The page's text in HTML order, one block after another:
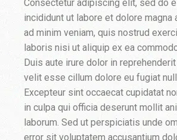
Consectetur adipiscing elit, sed do
incididunt ut labore et dolore magna
ad minim veniam, quis nostrud
laboris nisi ut aliquip ex ea
Duis aute irure dolor in
velit esse cillum dolore eu fugiat
Excepteur sint occaecat cupidatat
in culpa qui officia deserunt mollit
laborum. Sed ut perspiciatis unde
error sit voluptatem accusantium